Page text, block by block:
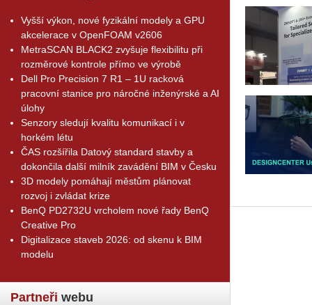
Vyšší výkon, nové fyzikální modely a GPU
akcelerace v OpenFOAM v2606
MetraSCAN BLACK2 zvyšuje flexibilitu při
rozměrové kontrole přímo ve výrobě
Dell Pro Precision 7 R1 – 1U racková
pracovní stanice pro náročné inženýrské a AI
úlohy
Senzory sledují kvalitu komunikací i v
horkém létu
ČAS rozšířila Datový standard stavby a
dokončila další milník zavádění BIM v Česku
3D modely pomáhají městům plánovat
rozvoj i zvládat krize
BenQ PD2732U vrcholem nové řady BenQ
Creative Pro
Digitalizace staveb 2026: od skenu k BIM
modelu
Partneři webu